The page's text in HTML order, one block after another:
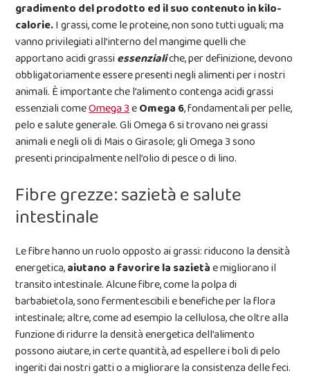
gradimento del prodotto ed il suo contenuto in kilo-
calorie.I grassi, come le proteine, non sono tutti uguali; ma
vanno privilegiati all’interno del mangime quelli che
apportano acidi grassi essenzialiche, per definizione, devono
obbligatoriamente essere presenti negli alimenti per i nostri
animali. È importante che l’alimento contenga acidi grassi
essenziali comeOmega 3eOmega 6, fondamentali per pelle,
pelo e salute generale. Gli Omega 6 si trovano nei grassi
animali e negli oli di Mais o Girasole; gli Omega 3 sono
presenti principalmente nell’olio di pesce o di lino.
Fibre grezze: sazietà e salute
intestinale
Le fibre hanno un ruolo opposto ai grassi: riducono la densità
energetica,aiutano a favorire la sazietàe migliorano il
transito intestinale. Alcune fibre, come la polpa di
barbabietola, sono fermentescibili e benefiche per la flora
intestinale; altre, come ad esempio la cellulosa, che oltre alla
funzione di ridurre la densità energetica dell’alimento
possono aiutare, in certe quantità, ad espellere i boli di pelo
ingeriti dai nostri gatti o a migliorare la consistenza delle feci.